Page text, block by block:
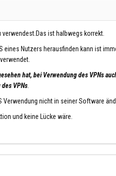
verwendest.Das ist halbwegs korrekt.
eines Nutzers herausfinden kann ist
hat, bei Verwendung des VPNs
VPNs.
nicht in seiner Software
und keine Lücke wäre.